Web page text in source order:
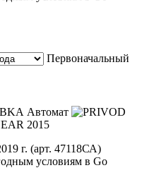
Первоначальный
Автомат
2015